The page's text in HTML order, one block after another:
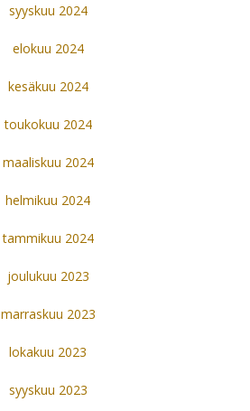
syyskuu 2024
elokuu 2024
kesäkuu 2024
toukokuu 2024
maaliskuu 2024
helmikuu 2024
tammikuu 2024
joulukuu 2023
marraskuu 2023
lokakuu 2023
syyskuu 2023